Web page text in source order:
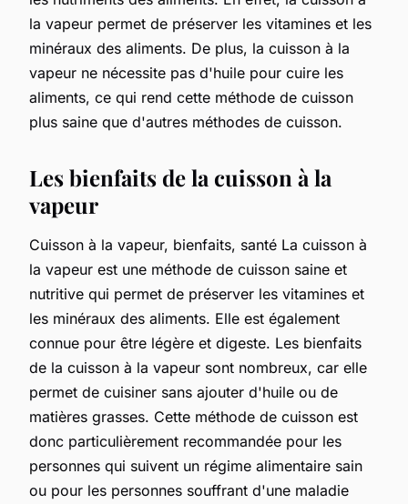
la vapeur permet de préserver les vitamines et les
minéraux des aliments. De plus, la cuisson à la
vapeur ne nécessite pas d'huile pour cuire les
aliments, ce qui rend cette méthode de cuisson
plus saine que d'autres méthodes de cuisson.
Les bienfaits de la cuisson à la
vapeur
Cuisson à la vapeur, bienfaits, santé La cuisson à
la vapeur est une méthode de cuisson saine et
nutritive qui permet de préserver les vitamines et
les minéraux des aliments. Elle est également
connue pour être légère et digeste. Les bienfaits
de la cuisson à la vapeur sont nombreux, car elle
permet de cuisiner sans ajouter d'huile ou de
matières grasses. Cette méthode de cuisson est
donc particulièrement recommandée pour les
personnes qui suivent un régime alimentaire sain
ou pour les personnes souffrant d'une maladie